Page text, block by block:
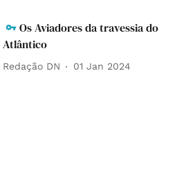
Os Aviadores da travessia do
Atlântico
Redação DN 01 Jan 2024